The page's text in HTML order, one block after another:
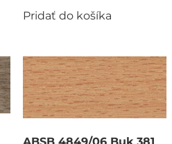
Pridať do košíka